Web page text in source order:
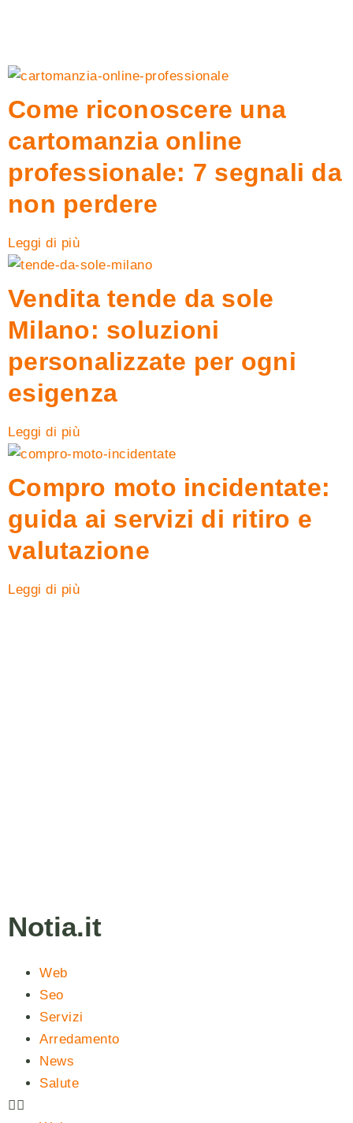
Come riconoscere una
cartomanzia online
professionale: 7 segnali da
non perdere
Leggi di più
Vendita tende da sole
Milano: soluzioni
personalizzate per ogni
esigenza
Leggi di più
Compro moto incidentate:
guida ai servizi di ritiro e
valutazione
Leggi di più
Notia.it
Web
Seo
Servizi
Arredamento
News
Salute